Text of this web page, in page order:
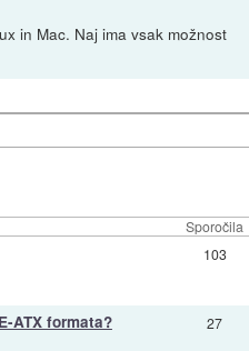
in Mac. Naj ima vsak možnost
Sporočila
103
ATX formata? 27